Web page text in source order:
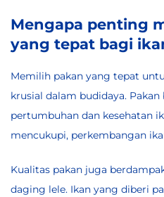
Mengapa penting
yang tepat bagi
Memilih pakan yang tepat
krusial dalam budidaya.
pertumbuhan dan kesehatan
mencukupi, perkembangan
Kualitas pakan juga
daging lele. Ikan yang diberi